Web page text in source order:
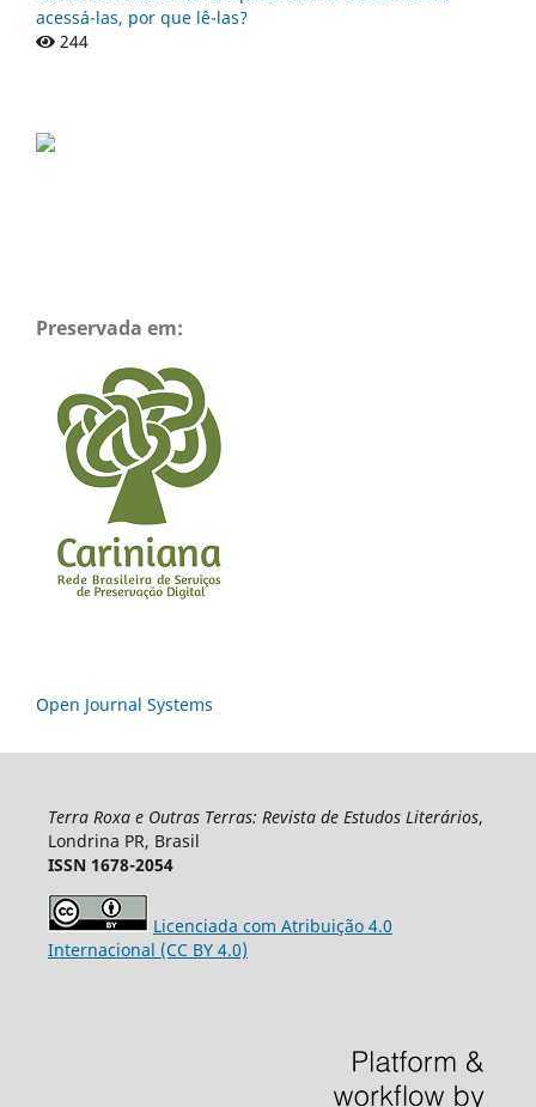
acessá-las, por que lê-las?
244
Preservada em:
Open Journal Systems
Terra Roxa e Outras Terras: Revista de Estudos Literários,
Londrina PR, Brasil
ISSN 1678-2054
Licenciada com Atribuição 4.0
Internacional (CC BY 4.0)